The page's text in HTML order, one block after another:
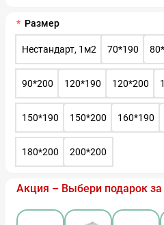
Размер
Нестандарт, 1м2 70*190
90*200 120*190 120*200
150*190 150*200 160*190
180*200 200*200
Акция – Выбери подарок за